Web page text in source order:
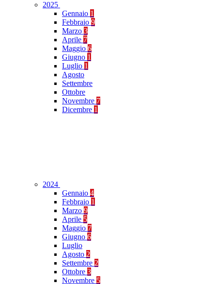
2025
Gennaio 1
Febbraio 9
Marzo 3
Aprile 7
Maggio 6
Giugno 1
Luglio 1
Agosto
Settembre
Ottobre
Novembre 7
Dicembre 1
2024
Gennaio 4
Febbraio 1
Marzo 9
Aprile 5
Maggio 7
Giugno 6
Luglio
Agosto 2
Settembre 2
Ottobre 3
Novembre 5